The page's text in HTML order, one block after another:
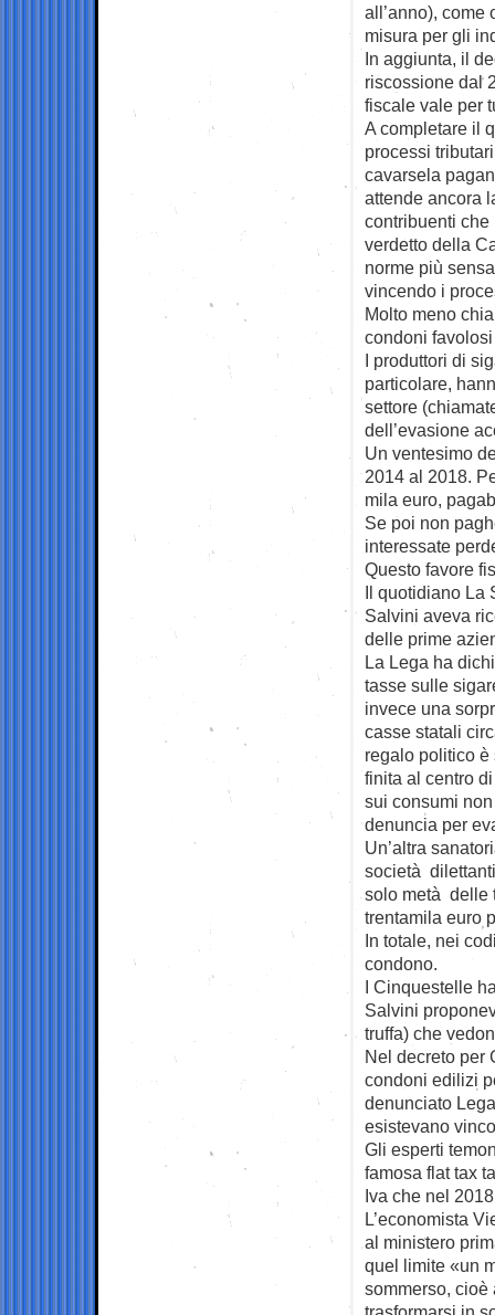
all’anno), come
misura per gli
In aggiunta, il
riscossione dal
fiscale vale per
A completare il
processi
cavarsela
attende ancora
contribuenti che
verdetto della
norme più
vincendo i
Molto meno
condoni
I produttori di
particolare,
settore
dell’evasione
Un ventesimo
2014 al 2018.
mila euro,
Se poi non
interessate
Questo favore
Il quotidiano La
Salvini aveva
delle prime
La Lega ha
tasse sulle
invece una
casse statali
regalo politico è
finita al centro
sui consumi
denuncia per
Un’altra
società
solo metà delle
trentamila euro
In totale, nei
condono.
I Cinquestelle
Salvini
truffa) che
Nel decreto per
condoni edilizi
denunciato
esistevano
Gli esperti
famosa flat tax
Iva che nel
L’economista
al ministero
quel limite «un
sommerso, cioè